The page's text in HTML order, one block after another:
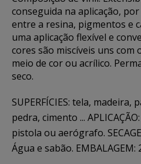
conseguida na aplicação,
entre a resina, pigmentos e
uma aplicação flexível e
cores são miscíveis uns
meio de cor ou acrílico.
seco.
SUPERFÍCIES: tela, madeira,
pedra, cimento ...
pistola ou aerógrafo.
Água e sabão. EMBALAGEM: